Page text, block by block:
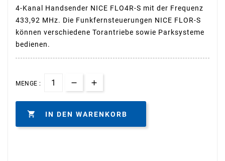
4-Kanal Handsender NICE FLO4R-S mit der Frequenz
433,92 MHz. Die Funkfernsteuerungen NICE FLOR-S
können verschiedene Torantriebe sowie Parksysteme
bedienen.
MENGE :
 IN DEN WARENKORB